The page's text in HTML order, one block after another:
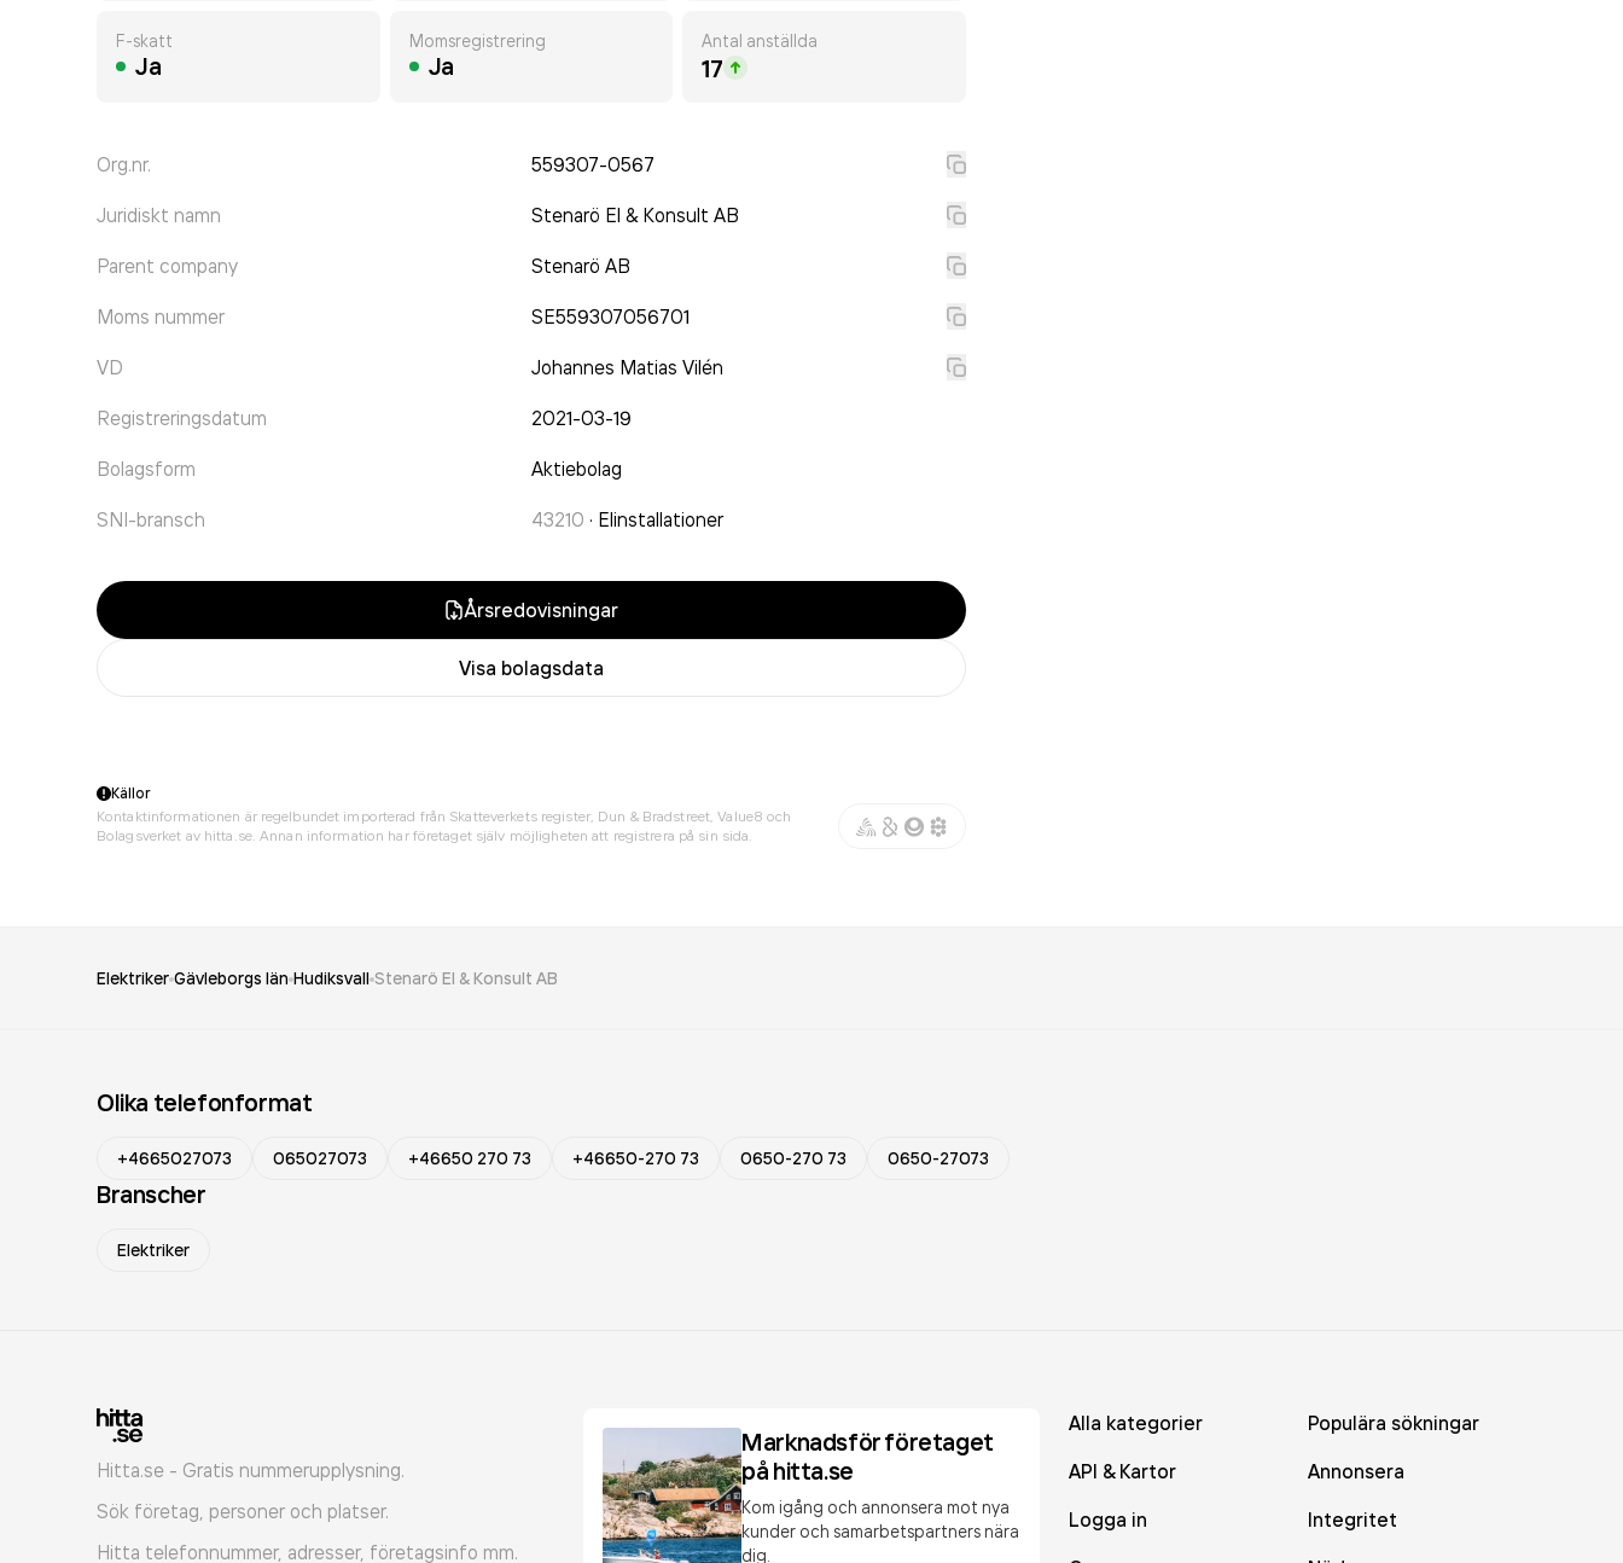
F-skatt
Ja
Momsregistrering
Ja
Antal anställda
17
Org.nr. 559307-0567
Juridiskt namn Stenarö El & Konsult AB
Parent company Stenarö AB
Moms nummer SE559307056701
VD Johannes Matias Vilén
Registreringsdatum 2021-03-19
Bolagsform Aktiebolag
SNI-bransch 43210 · Elinstallationer
Årsredovisningar
Visa bolagsdata
Källor
Kontaktinformationen är regelbundet importerad från Skatteverkets register, Dun & Bradstreet, Value8 och
Bolagsverket av hitta.se. Annan information har företaget själv möjligheten att registrera på sin sida.
Elektriker Gävleborgs län Hudiksvall Stenarö El & Konsult AB
Olika telefonformat
+4665027073 065027073 +46650 270 73 +46650-270 73 0650-270 73 0650-27073
Branscher
Elektriker
Hitta.se - Gratis nummerupplysning.
Sök företag, personer och platser.
Hitta telefonnummer, adresser, företagsinfo mm.
Marknadsför företaget
på hitta.se
Kom igång och annonsera mot nya
kunder och samarbetspartners nära
dig.
Alla kategorier
Populära sökningar
API & Kartor
Annonsera
Logga in
Integritet